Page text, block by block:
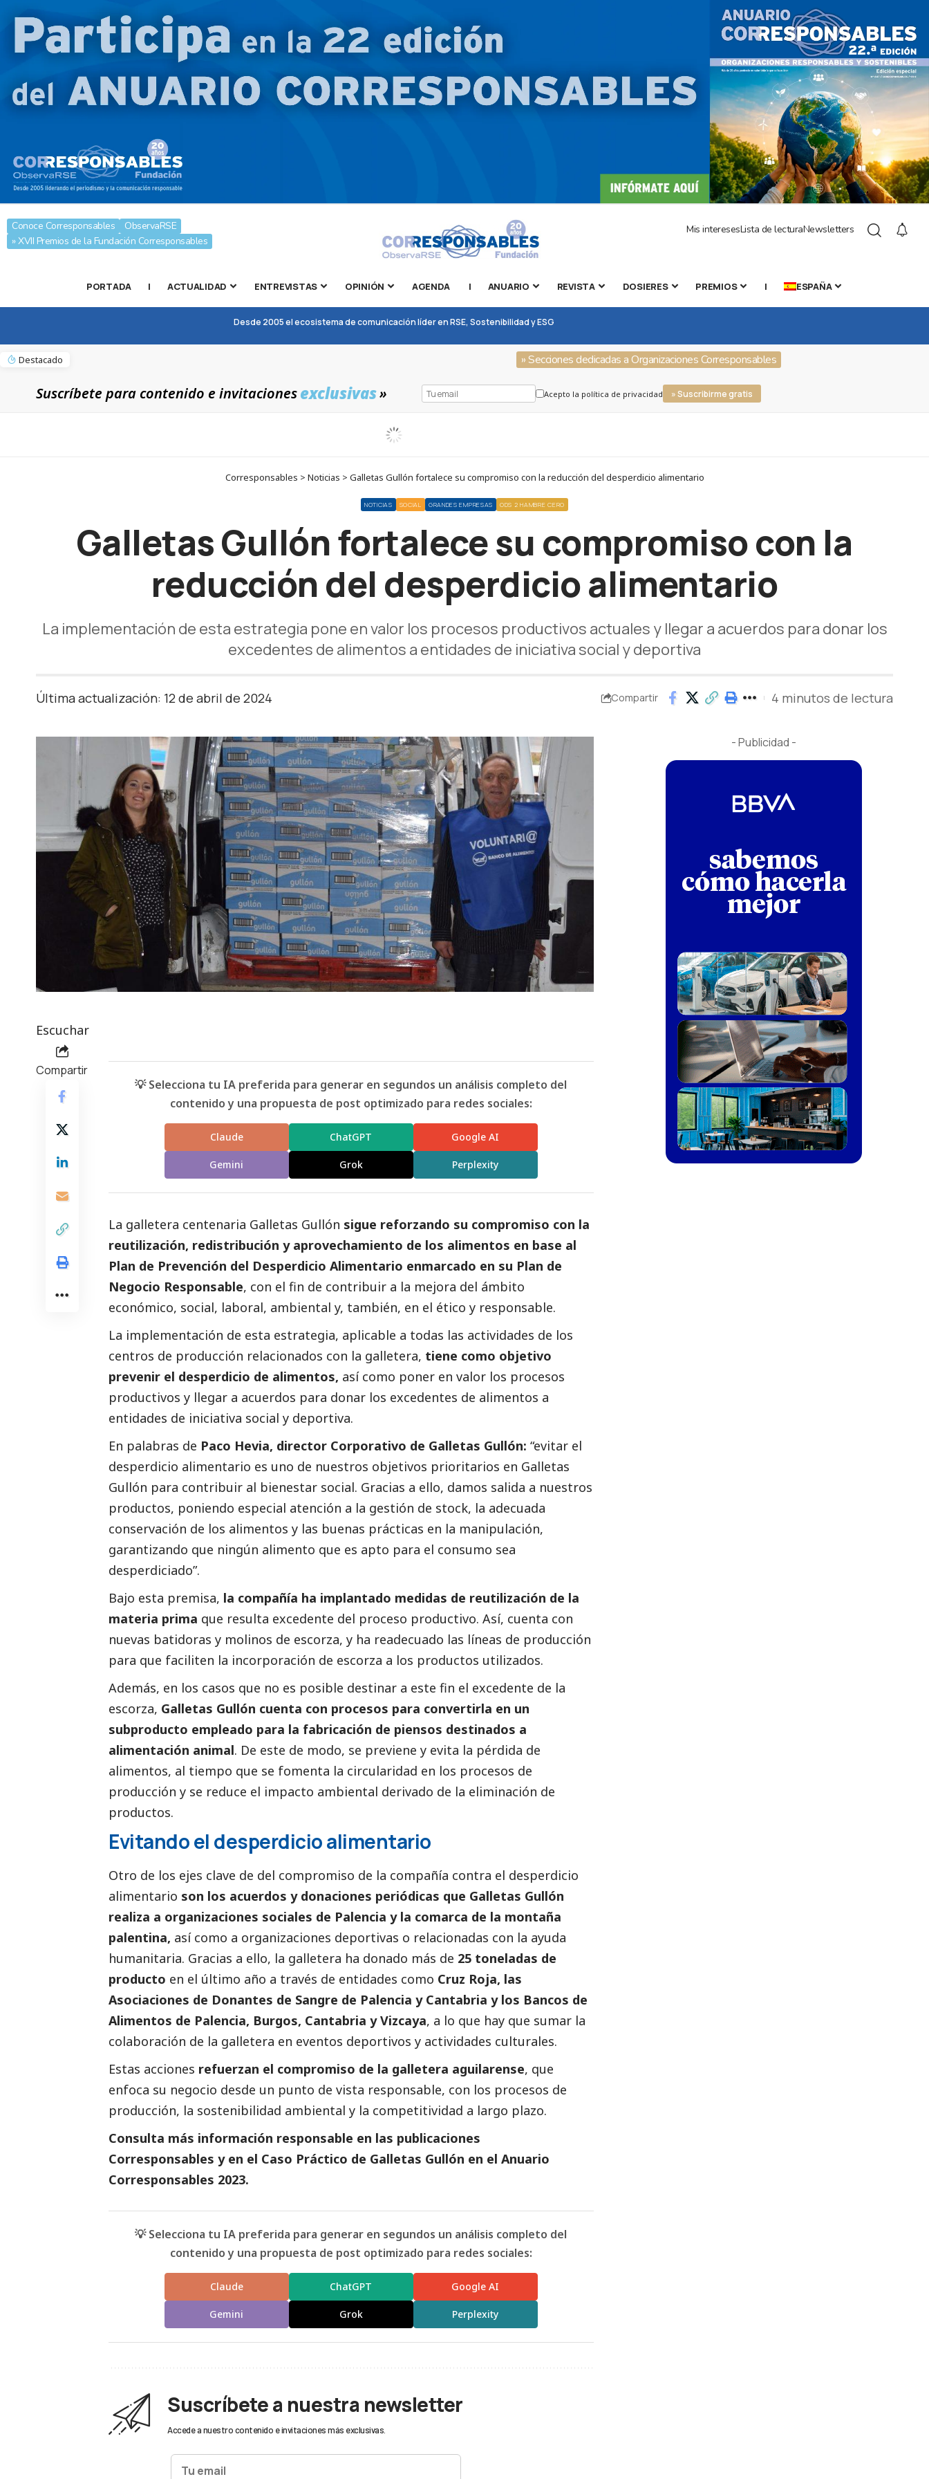
Conoce Corresponsables
ObservaRSE
» XVII Premios de la Fundación Corresponsables
Mis interesesLista de lecturaNewsletters
PORTADA | ACTUALIDAD ENTREVISTAS OPINIÓN AGENDA | ANUARIO REVISTA DOSIERES PREMIOS | ESPAÑA
Desde 2005 el ecosistema de comunicación líder en RSE, Sostenibilidad y ESG
Destacado » Secciones dedicadas a Organizaciones Corresponsables
Suscríbete para contenido e invitacionesexclusivas» Acepto la política de privacidad » Suscribirme gratis
Corresponsables > Noticias > Galletas Gullón fortalece su compromiso con la reducción del desperdicio alimentario
NOTICIAS SOCIAL GRANDES EMPRESAS ODS 2 HAMBRE CERO
Galletas Gullón fortalece su compromiso con la
reducción del desperdicio alimentario
La implementación de esta estrategia pone en valor los procesos productivos actuales y llegar a acuerdos para donar los
excedentes de alimentos a entidades de iniciativa social y deportiva
Última actualización: 12 de abril de 2024 Compartir 4 minutos de lectura
Escuchar
Compartir
💡 Selecciona tu IA preferida para generar en segundos un análisis completo del
contenido y una propuesta de post optimizado para redes sociales:
Claude ChatGPT Google AI
Gemini Grok Perplexity
La galletera centenaria Galletas Gullón sigue reforzando su compromiso con la
reutilización, redistribución y aprovechamiento de los alimentos en base al
Plan de Prevención del Desperdicio Alimentario enmarcado en su Plan de
Negocio Responsable, con el fin de contribuir a la mejora del ámbito
económico, social, laboral, ambiental y, también, en el ético y responsable.
La implementación de esta estrategia, aplicable a todas las actividades de los
centros de producción relacionados con la galletera, tiene como objetivo
prevenir el desperdicio de alimentos, así como poner en valor los procesos
productivos y llegar a acuerdos para donar los excedentes de alimentos a
entidades de iniciativa social y deportiva.
En palabras de Paco Hevia, director Corporativo de Galletas Gullón: “evitar el
desperdicio alimentario es uno de nuestros objetivos prioritarios en Galletas
Gullón para contribuir al bienestar social. Gracias a ello, damos salida a nuestros
productos, poniendo especial atención a la gestión de stock, la adecuada
conservación de los alimentos y las buenas prácticas en la manipulación,
garantizando que ningún alimento que es apto para el consumo sea
desperdiciado”.
Bajo esta premisa, la compañía ha implantado medidas de reutilización de la
materia prima que resulta excedente del proceso productivo. Así, cuenta con
nuevas batidoras y molinos de escorza, y ha readecuado las líneas de producción
para que faciliten la incorporación de escorza a los productos utilizados.
Además, en los casos que no es posible destinar a este fin el excedente de la
escorza, Galletas Gullón cuenta con procesos para convertirla en un
subproducto empleado para la fabricación de piensos destinados a
alimentación animal. De este de modo, se previene y evita la pérdida de
alimentos, al tiempo que se fomenta la circularidad en los procesos de
producción y se reduce el impacto ambiental derivado de la eliminación de
productos.
Evitando el desperdicio alimentario
Otro de los ejes clave de del compromiso de la compañía contra el desperdicio
alimentario son los acuerdos y donaciones periódicas que Galletas Gullón
realiza a organizaciones sociales de Palencia y la comarca de la montaña
palentina, así como a organizaciones deportivas o relacionadas con la ayuda
humanitaria. Gracias a ello, la galletera ha donado más de 25 toneladas de
producto en el último año a través de entidades como Cruz Roja, las
Asociaciones de Donantes de Sangre de Palencia y Cantabria y los Bancos de
Alimentos de Palencia, Burgos, Cantabria y Vizcaya, a lo que hay que sumar la
colaboración de la galletera en eventos deportivos y actividades culturales.
Estas acciones refuerzan el compromiso de la galletera aguilarense, que
enfoca su negocio desde un punto de vista responsable, con los procesos de
producción, la sostenibilidad ambiental y la competitividad a largo plazo.
Consulta más información responsable en las publicaciones
Corresponsables y en el Caso Práctico de Galletas Gullón en el Anuario
Corresponsables 2023.
💡 Selecciona tu IA preferida para generar en segundos un análisis completo del
contenido y una propuesta de post optimizado para redes sociales:
Claude ChatGPT Google AI
Gemini Grok Perplexity
Suscríbete a nuestra newsletter
Accede a nuestro contenido e invitaciones más exclusivas.
- Publicidad -